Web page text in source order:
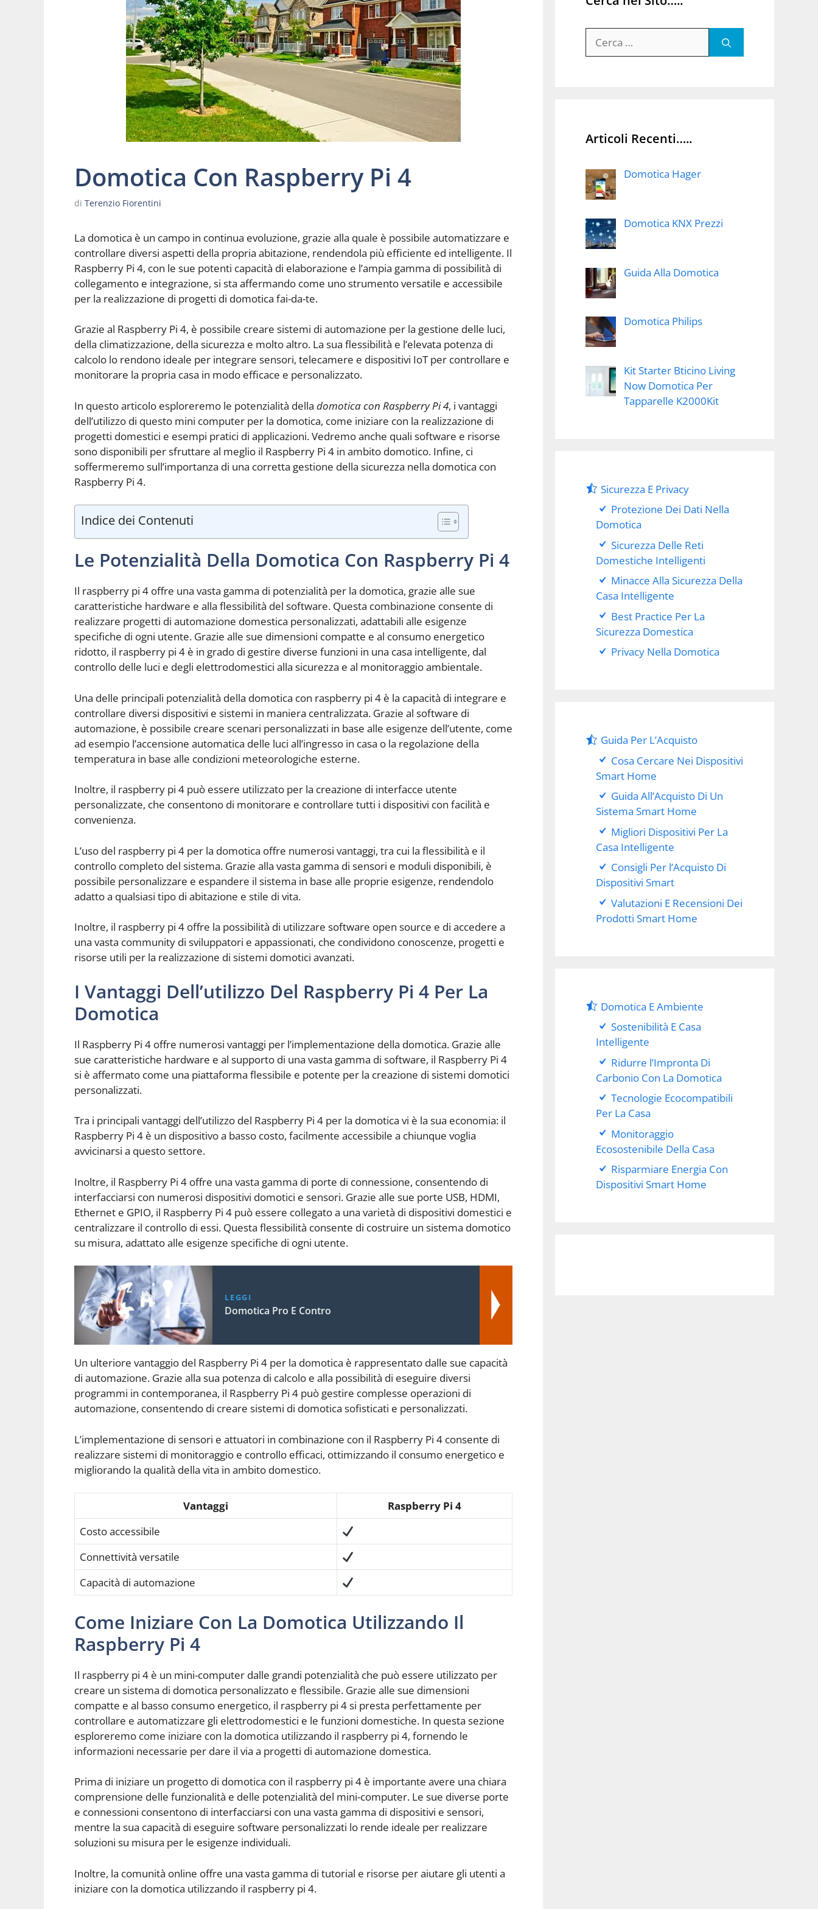
Domotica Con Raspberry Pi 4
di Terenzio Fiorentini
La domotica è un campo in continua evoluzione, grazie alla quale è possibile automatizzare e
controllare diversi aspetti della propria abitazione, rendendola più efficiente ed intelligente. Il
Raspberry Pi 4, con le sue potenti capacità di elaborazione e l’ampia gamma di possibilità di
collegamento e integrazione, si sta affermando come uno strumento versatile e accessibile
per la realizzazione di progetti di domotica fai-da-te.
Grazie al Raspberry Pi 4, è possibile creare sistemi di automazione per la gestione delle luci,
della climatizzazione, della sicurezza e molto altro. La sua flessibilità e l’elevata potenza di
calcolo lo rendono ideale per integrare sensori, telecamere e dispositivi IoT per controllare e
monitorare la propria casa in modo efficace e personalizzato.
In questo articolo esploreremo le potenzialità della domotica con Raspberry Pi 4, i vantaggi
dell’utilizzo di questo mini computer per la domotica, come iniziare con la realizzazione di
progetti domestici e esempi pratici di applicazioni. Vedremo anche quali software e risorse
sono disponibili per sfruttare al meglio il Raspberry Pi 4 in ambito domotico. Infine, ci
soffermeremo sull’importanza di una corretta gestione della sicurezza nella domotica con
Raspberry Pi 4.
Indice dei Contenuti
Le Potenzialità Della Domotica Con Raspberry Pi 4
Il raspberry pi 4 offre una vasta gamma di potenzialità per la domotica, grazie alle sue
caratteristiche hardware e alla flessibilità del software. Questa combinazione consente di
realizzare progetti di automazione domestica personalizzati, adattabili alle esigenze
specifiche di ogni utente. Grazie alle sue dimensioni compatte e al consumo energetico
ridotto, il raspberry pi 4 è in grado di gestire diverse funzioni in una casa intelligente, dal
controllo delle luci e degli elettrodomestici alla sicurezza e al monitoraggio ambientale.
Una delle principali potenzialità della domotica con raspberry pi 4 è la capacità di integrare e
controllare diversi dispositivi e sistemi in maniera centralizzata. Grazie al software di
automazione, è possibile creare scenari personalizzati in base alle esigenze dell’utente, come
ad esempio l’accensione automatica delle luci all’ingresso in casa o la regolazione della
temperatura in base alle condizioni meteorologiche esterne.
Inoltre, il raspberry pi 4 può essere utilizzato per la creazione di interfacce utente
personalizzate, che consentono di monitorare e controllare tutti i dispositivi con facilità e
convenienza.
L’uso del raspberry pi 4 per la domotica offre numerosi vantaggi, tra cui la flessibilità e il
controllo completo del sistema. Grazie alla vasta gamma di sensori e moduli disponibili, è
possibile personalizzare e espandere il sistema in base alle proprie esigenze, rendendolo
adatto a qualsiasi tipo di abitazione e stile di vita.
Inoltre, il raspberry pi 4 offre la possibilità di utilizzare software open source e di accedere a
una vasta community di sviluppatori e appassionati, che condividono conoscenze, progetti e
risorse utili per la realizzazione di sistemi domotici avanzati.
I Vantaggi Dell’utilizzo Del Raspberry Pi 4 Per La
Domotica
Il Raspberry Pi 4 offre numerosi vantaggi per l’implementazione della domotica. Grazie alle
sue caratteristiche hardware e al supporto di una vasta gamma di software, il Raspberry Pi 4
si è affermato come una piattaforma flessibile e potente per la creazione di sistemi domotici
personalizzati.
Tra i principali vantaggi dell’utilizzo del Raspberry Pi 4 per la domotica vi è la sua economia: il
Raspberry Pi 4 è un dispositivo a basso costo, facilmente accessibile a chiunque voglia
avvicinarsi a questo settore.
Inoltre, il Raspberry Pi 4 offre una vasta gamma di porte di connessione, consentendo di
interfacciarsi con numerosi dispositivi domotici e sensori. Grazie alle sue porte USB, HDMI,
Ethernet e GPIO, il Raspberry Pi 4 può essere collegato a una varietà di dispositivi domestici e
centralizzare il controllo di essi. Questa flessibilità consente di costruire un sistema domotico
su misura, adattato alle esigenze specifiche di ogni utente.
LEGGI
Domotica Pro E Contro
Un ulteriore vantaggio del Raspberry Pi 4 per la domotica è rappresentato dalle sue capacità
di automazione. Grazie alla sua potenza di calcolo e alla possibilità di eseguire diversi
programmi in contemporanea, il Raspberry Pi 4 può gestire complesse operazioni di
automazione, consentendo di creare sistemi di domotica sofisticati e personalizzati.
L’implementazione di sensori e attuatori in combinazione con il Raspberry Pi 4 consente di
realizzare sistemi di monitoraggio e controllo efficaci, ottimizzando il consumo energetico e
migliorando la qualità della vita in ambito domestico.
Vantaggi
Raspberry Pi 4
Costo accessibile
Connettività versatile
Capacità di automazione
Come Iniziare Con La Domotica Utilizzando Il
Raspberry Pi 4
Il raspberry pi 4 è un mini-computer dalle grandi potenzialità che può essere utilizzato per
creare un sistema di domotica personalizzato e flessibile. Grazie alle sue dimensioni
compatte e al basso consumo energetico, il raspberry pi 4 si presta perfettamente per
controllare e automatizzare gli elettrodomestici e le funzioni domestiche. In questa sezione
esploreremo come iniziare con la domotica utilizzando il raspberry pi 4, fornendo le
informazioni necessarie per dare il via a progetti di automazione domestica.
Prima di iniziare un progetto di domotica con il raspberry pi 4 è importante avere una chiara
comprensione delle funzionalità e delle potenzialità del mini-computer. Le sue diverse porte
e connessioni consentono di interfacciarsi con una vasta gamma di dispositivi e sensori,
mentre la sua capacità di eseguire software personalizzati lo rende ideale per realizzare
soluzioni su misura per le esigenze individuali.
Inoltre, la comunità online offre una vasta gamma di tutorial e risorse per aiutare gli utenti a
iniziare con la domotica utilizzando il raspberry pi 4.
per:
Articoli Recenti…..
Domotica Hager
Domotica KNX Prezzi
Guida Alla Domotica
Domotica Philips
Kit Starter Bticino Living
Now Domotica Per
Tapparelle K2000Kit
Sicurezza E Privacy
Protezione Dei Dati Nella
Domotica
Sicurezza Delle Reti
Domestiche Intelligenti
Minacce Alla Sicurezza Della
Casa Intelligente
Best Practice Per La
Sicurezza Domestica
Privacy Nella Domotica
Guida Per L’Acquisto
Cosa Cercare Nei Dispositivi
Smart Home
Guida All’Acquisto Di Un
Sistema Smart Home
Migliori Dispositivi Per La
Casa Intelligente
Consigli Per l’Acquisto Di
Dispositivi Smart
Valutazioni E Recensioni Dei
Prodotti Smart Home
Domotica E Ambiente
Sostenibilità E Casa
Intelligente
Ridurre l’Impronta Di
Carbonio Con La Domotica
Tecnologie Ecocompatibili
Per La Casa
Monitoraggio
Ecosostenibile Della Casa
Risparmiare Energia Con
Dispositivi Smart Home